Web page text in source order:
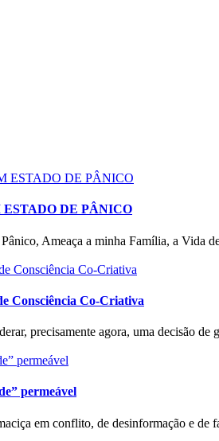
DE PÂNICO
Ameaça a minha Família, a Vida
Consciência Co-Criativa
precisamente agora, uma decisão de
permeável
em conflito, de desinformação e de